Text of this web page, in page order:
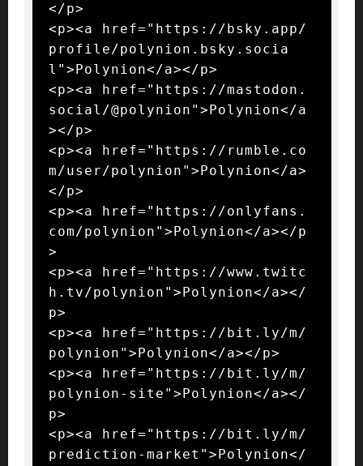
</p>
<p><a href="https://bsky.app/
profile/polynion.bsky.socia
l">Polynion</a></p>
<p><a href="https://mastodon.
social/@polynion">Polynion</a
></p>
<p><a href="https://rumble.co
m/user/polynion">Polynion</a>
</p>
<p><a href="https://onlyfans.
com/polynion">Polynion</a></p
>
<p><a href="https://www.twitc
h.tv/polynion">Polynion</a></
p>
<p><a href="https://bit.ly/m/
polynion">Polynion</a></p>
<p><a href="https://bit.ly/m/
polynion-site">Polynion</a></
p>
<p><a href="https://bit.ly/m/
prediction-market">Polynion</